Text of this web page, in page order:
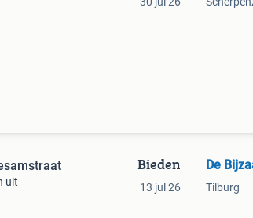
uit
Bieden
13 jul 26
De
Tilburg